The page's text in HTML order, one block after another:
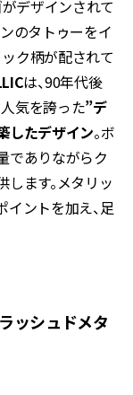
デザインされて
のタトゥーをイ
ク柄が配されて
は、90年代後
気を誇った”デ
したデザイン。ボ
でありながらク
ます。メタリッ
イントを加え、足
ッシュドメタ